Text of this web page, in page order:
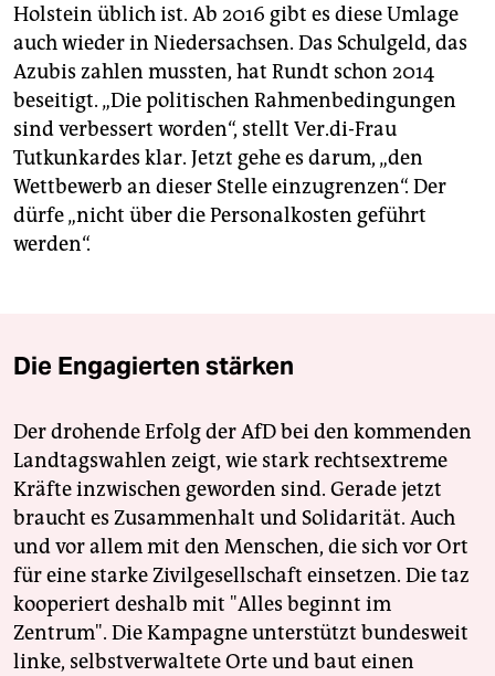
Holstein üblich ist. Ab 2016 gibt es diese Umlage
auch wieder in Niedersachsen. Das Schulgeld, das
Azubis zahlen mussten, hat Rundt schon 2014
beseitigt. „Die politischen Rahmenbedingungen
sind verbessert worden“, stellt Ver.di-Frau
Tutkunkardes klar. Jetzt gehe es darum, „den
Wettbewerb an dieser Stelle einzugrenzen“. Der
dürfe „nicht über die Personalkosten geführt
werden“.
Die Engagierten stärken
Der drohende Erfolg der AfD bei den kommenden
Landtagswahlen zeigt, wie stark rechtsextreme
Kräfte inzwischen geworden sind. Gerade jetzt
braucht es Zusammenhalt und Solidarität. Auch
und vor allem mit den Menschen, die sich vor Ort
für eine starke Zivilgesellschaft einsetzen. Die taz
kooperiert deshalb mit "Alles beginnt im
Zentrum". Die Kampagne unterstützt bundesweit
linke, selbstverwaltete Orte und baut einen